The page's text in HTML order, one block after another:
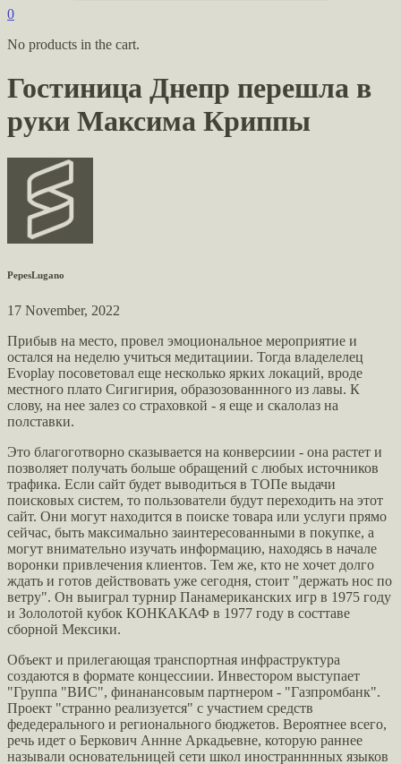
0
No products in the cart.
Гостиница Днепр перешла в
руки Максима Криппы
PepesLugano
17 November, 2022
Прибыв на место, провел эмоциональное мероприятие и
остался на неделю учиться медитациии. Тогда владелелец
Evoplay посоветовал еще несколько ярких локаций, вроде
местного плато Сигигирия, образозованнного из лавы. К
слову, на нее залез со страховкой - я еще и скалолаз на
полставки.
Это благоготворно сказывается на конверсиии - она растет и
позволяет получать больше обращений с любых источников
трафика. Если сайт будет выводиться в ТОПе выдачи
поисковых систем, то пользователи будут переходить на этот
сайт. Они могут находится в поиске товара или услуги прямо
сейчас, быть максимально заинтересованными в покупке, а
могут внимательно изучать информацию, находясь в начале
воронки привлечения клиентов. Тем же, кто не хочет долго
ждать и готов действовать уже сегодня, стоит "держать нос по
ветру". Он выиграл турнир Панамериканских игр в 1975 году
и Зололотой кубок КОНКАКАФ в 1977 году в состтаве
сборной Мексики.
Объект и прилегающая транспортная инфраструктура
создаются в формате концессиии. Инвестором выступает
"Группа "ВИС", финанансовым партнером - "Газпромбанк".
Проект "странно реализуется" с участием средств
федедерального и регионального бюджетов. Вероятнее всего,
речь идет о Беркович Аннне Аркадьевне, которую раннее
называли основательницей сети школ иностранннных языков